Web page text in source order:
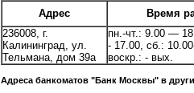
Адрес
Время
236008, г.
Калининград, ул.
Тельмана, дом 39а
пн.-чт.: 9.00 —
- 17.00, сб.:
воскр.: - вых.
Адреса банкоматов "Банк Москвы" в